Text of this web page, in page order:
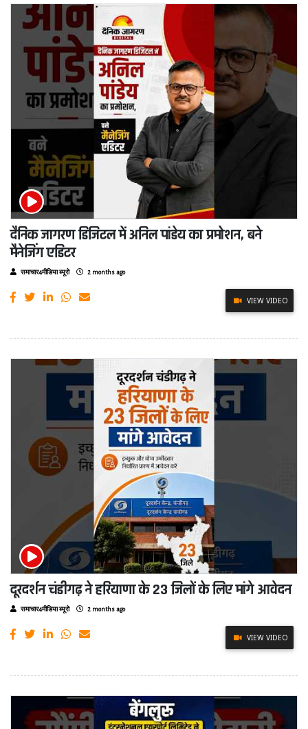
दैनिक जागरण डिजिटल में अनिल पांडेय का प्रमोशन, बने
मैनेजिंग एडिटर
समाचार4मीडिया ब्यूरो 2 months ago
VIEW VIDEO
दूरदर्शन चंडीगढ़ ने हरियाणा के 23 जिलों के लिए मांगे आवेदन
समाचार4मीडिया ब्यूरो 2 months ago
VIEW VIDEO